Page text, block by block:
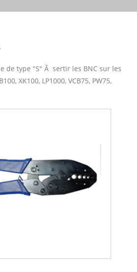
de type "S" Ã sertir les BNC sur les
XK100, LP1000, VCB75, PW75,